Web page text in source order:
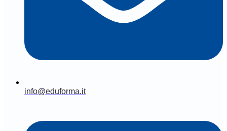
info@eduforma.it